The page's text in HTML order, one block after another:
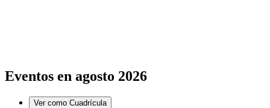
Eventos en agosto 2026
Ver como Cuadrícula